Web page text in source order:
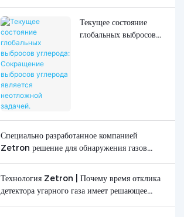
Текущее состояние
глобальных выбросов
Специально разработанное компанией
Zetron решение для обнаружения газов
Технология Zetron | Почему время отклика
детектора угарного газа имеет решающее